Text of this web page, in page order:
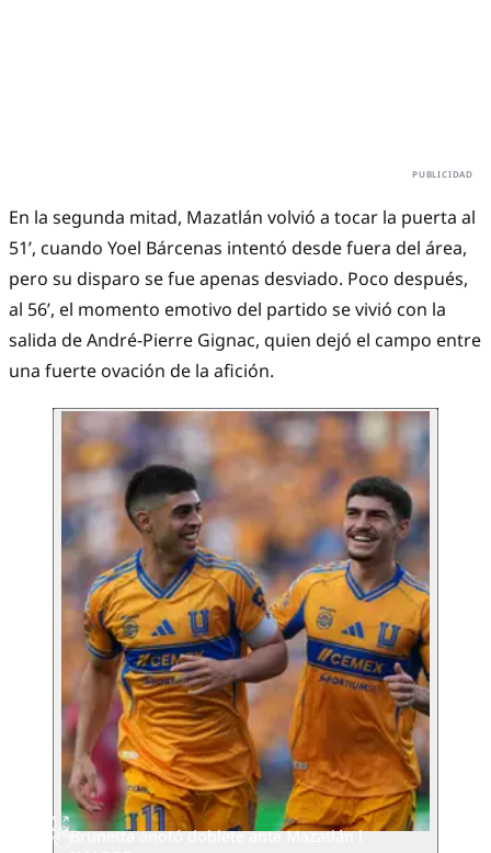
En la segunda mitad, Mazatlán volvió a tocar la puerta al
51’, cuando Yoel Bárcenas intentó desde fuera del área,
pero su disparo se fue apenas desviado. Poco después,
al 56’, el momento emotivo del partido se vivió con la
salida de André-Pierre Gignac, quien dejó el campo entre
una fuerte ovación de la afición.
Brunetta anotó doblete ante Mazatlán l